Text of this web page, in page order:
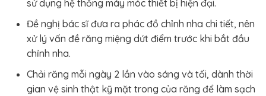
sử dụng hệ thống máy móc thiết bị hiện đại.
Đề nghị bác sĩ đưa ra phác đồ chỉnh nha chi tiết, nên
xử lý vấn đề răng miệng dứt điểm trước khi bắt đầu
chỉnh nha.
Chải răng mỗi ngày 2 lần vào sáng và tối, dành thời
gian vệ sinh thật kỹ mặt trong của răng để làm sạch